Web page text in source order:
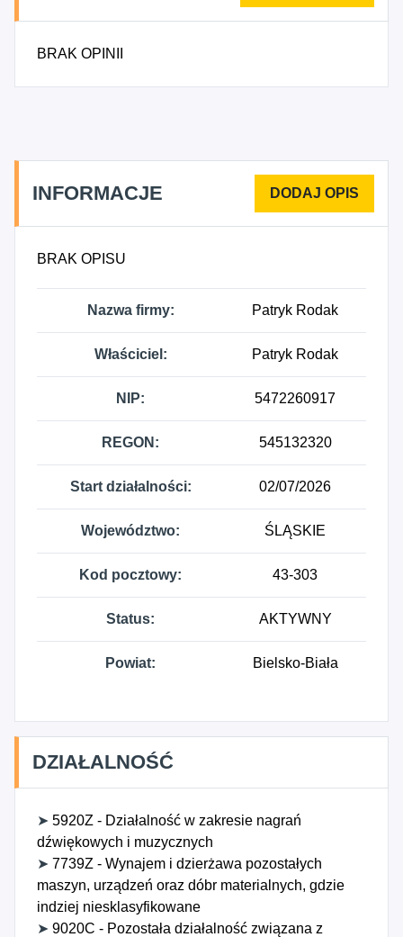
9020C - Pozostała działalność związana z
Pozostała działalność wspomagająca działalność
BRAK OPINII
INFORMACJE
BRAK OPISU
Nazwa firmy: Patryk Rodak
Właściciel: Patryk Rodak
NIP: 5472260917
REGON: 545132320
Start działalności: 02/07/2026
Województwo: ŚLĄSKIE
Kod pocztowy: 43-303
Status: AKTYWNY
Powiat: Bielsko-Biała
DZIAŁALNOŚĆ
➤ 5920Z - Działalność w zakresie nagrań
dźwiękowych i muzycznych
➤ 7739Z - Wynajem i dzierżawa pozostałych
maszyn, urządzeń oraz dóbr materialnych, gdzie
indziej niesklasyfikowane
➤ 9020C - Pozostała działalność związana z